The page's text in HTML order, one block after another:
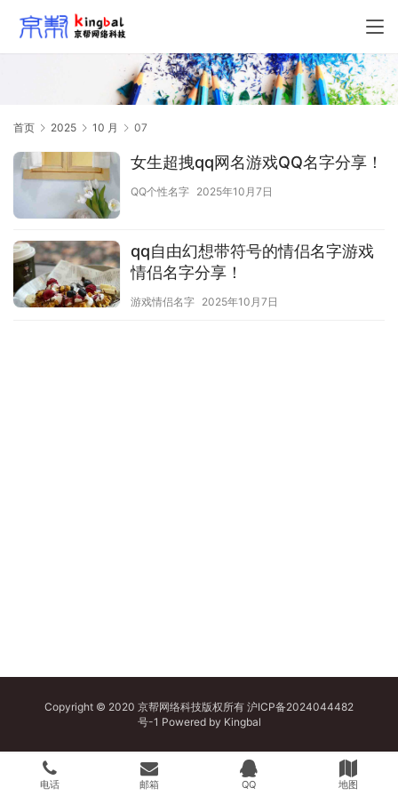
首页 2025 10 月 07
女生超拽qq网名游戏QQ名字分享！
QQ个性名字 2025年10月7日
qq自由幻想带符号的情侣名字游戏
情侣名字分享！
游戏情侣名字 2025年10月7日
Copyright © 2020 京帮网络科技版权所有 沪ICP备2024044482
号-1 Powered by Kingbal
电话 邮箱 QQ 地图